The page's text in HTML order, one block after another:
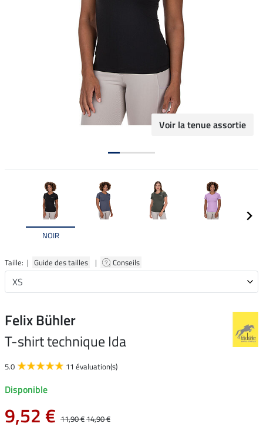
Voir la tenue assortie
NOIR
Taille: | Guide des tailles | Conseils
Felix Bühler
T-shirt technique Ida
5.0 11 évaluation(s)
Disponible
9,52 € 11,90 €14,90 €